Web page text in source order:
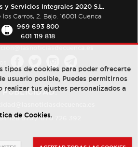
y Servicios Integrales 2020 S.L.
los Carros, 2. Bajo. 16001 Cuenca
969 693 800
601 119 818
PUBLICIDAD:
126 573/670 726 392
tipos de cookies para poder ofrecerte
usuario posible, Puedes permitirnos
realizar tus ajustes personalizados a
de Cookies.